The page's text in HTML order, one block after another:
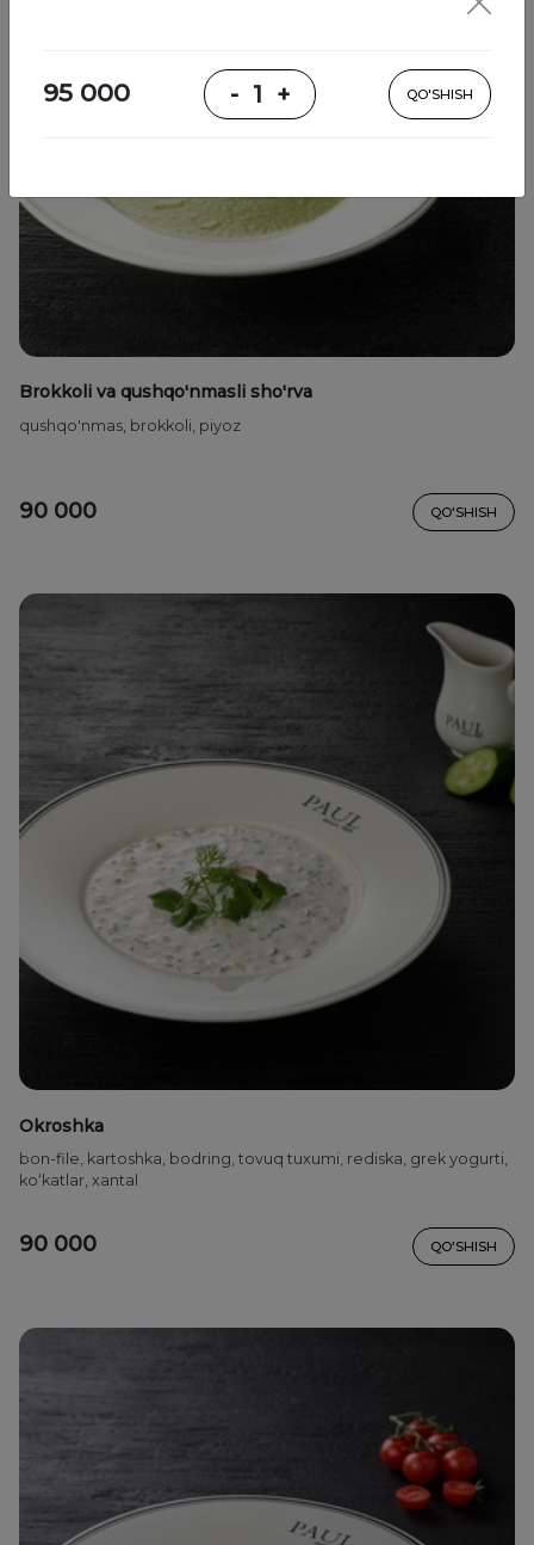
Brokkoli va qushqo'nmasli sho'rva
qushqo'nmas, brokkoli, piyoz
90 000 QO'SHISH
Okroshka
bon-file, kartoshka, bodring, tovuq tuxumi, rediska, grek yogurti,
ko‘katlar, xantal
90 000 QO'SHISH
95 000 - 1 + QO'SHISH